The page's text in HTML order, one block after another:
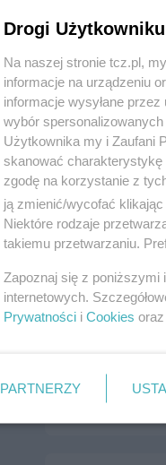
U Justyny
ul. Wojska
Telefon:5314233
Kategoria:
Handel
Telefon:
5338039
Kategoria:
Drogi
Na naszej stronie tcz.pl,
informacje na urządzeniu
informacje wysyłane
wybór
Użytkownika my i Zaufani
skanować charakterystykę
zgodę na korzystanie z
ją zmienić/wycofać
Niektóre rodzaje
takiemu przetwarzaniu.
Zapoznaj się z poniższymi
internetowych.
Prywatności i Cookies oraz
PARTNERZY